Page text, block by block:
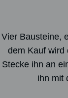
Vier Bausteine,
dem Kauf wird
Stecke ihn an
ihn mit